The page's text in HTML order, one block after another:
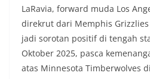
LaRavia, forward muda Los
direkrut dari Memphis
jadi sorotan positif di tengah
Oktober 2025, pasca
atas Minnesota Timberwolves